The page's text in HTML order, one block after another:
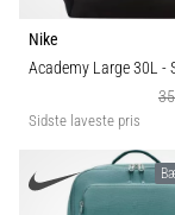
Nike
Academy Large 30L -
Sidste laveste pris